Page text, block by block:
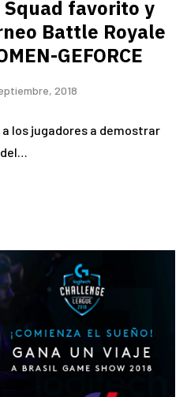
favorito y
Battle Royale
GEFORCE
2018
a los jugadores a demostrar
del…